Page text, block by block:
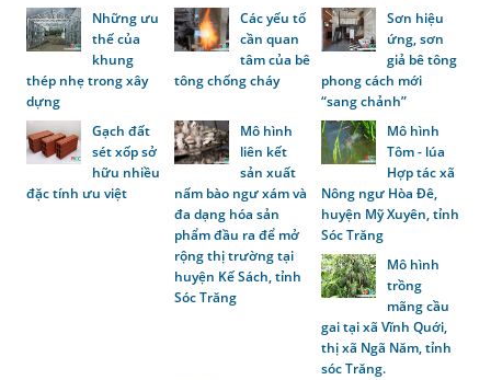
Những ưu
thế của
khung
thép nhẹ trong xây
dựng
Các yếu tố
cần quan
tâm của bê
tông chống cháy
Sơn hiệu
ứng, sơn
giả bê tông
phong cách mới
“sang chảnh”
Gạch đất
sét xốp sở
hữu nhiều
đặc tính ưu việt
Mô hình
liên kết
sản xuất
nấm bào ngư xám và
đa dạng hóa sản
phẩm đầu ra để mở
rộng thị trường tại
huyện Kế Sách, tỉnh
Sóc Trăng
Mô hình
Tôm - lúa
Hợp tác xã
Nông ngư Hòa Đê,
huyện Mỹ Xuyên, tỉnh
Sóc Trăng
Mô hình
trồng
mãng cầu
gai tại xã Vĩnh Quới,
thị xã Ngã Năm, tỉnh
sóc Trăng.